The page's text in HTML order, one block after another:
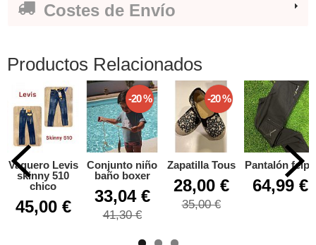
Costes de Envío
Productos Relacionados
Vaquero Levis
skinny 510
chico
45,00 €
-20 %
Conjunto niño
baño boxer
33,04 €
41,30 €
-20 %
Zapatilla Tous
28,00 €
35,00 €
Pantalón felpa
64,99 €